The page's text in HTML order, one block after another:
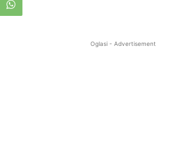
Oglasi - Advertisement